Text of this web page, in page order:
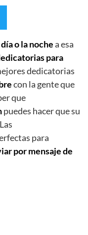
o la nochea esa
para
dedicatorias
con la gente que
que
puedes hacer que su
para
por mensaje de